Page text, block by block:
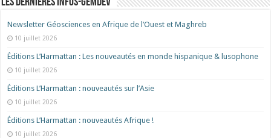
Newsletter Géosciences en Afrique de l’Ouest et Maghreb
10 juillet 2026
Éditions L’Harmattan : Les nouveautés en monde hispanique & lusophone
10 juillet 2026
Éditions L’Harmattan : nouveautés sur l’Asie
10 juillet 2026
Éditions L’Harmattan : nouveautés Afrique !​
10 juillet 2026